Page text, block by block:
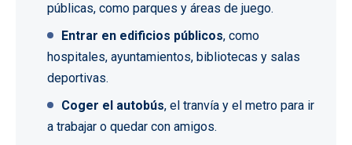
públicas, como parques y áreas de juego.
Entrar en edificios públicos, como
hospitales, ayuntamientos, bibliotecas y salas
deportivas.
Coger el autobús, el tranvía y el metro para ir
a trabajar o quedar con amigos.